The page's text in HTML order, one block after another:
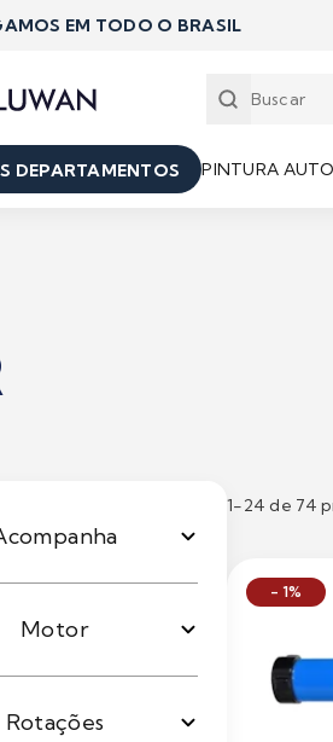
EM TODO O BRASIL
DEPARTAMENTOS PINTURA
Motor
Rotações
1-24 de 74
- 1%